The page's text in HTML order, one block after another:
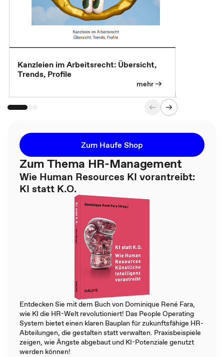
Kanzleien im Arbeitsrecht: Übersicht,
Trends, Profile
mehr
Zum Haufe Shop
Zum Thema HR-Management
Wie Human Resources KI vorantreibt:
KI statt K.O.
Entdecken Sie mit dem Buch von Dominique René Fara,
wie KI die HR-Welt revolutioniert! Das People Operating
System bietet einen klaren Bauplan für zukunftsfähige HR-
Abteilungen, die gestalten statt verwalten. Praxisbeispiele
zeigen, wie Ängste abgebaut und KI-Potenziale genutzt
werden können!